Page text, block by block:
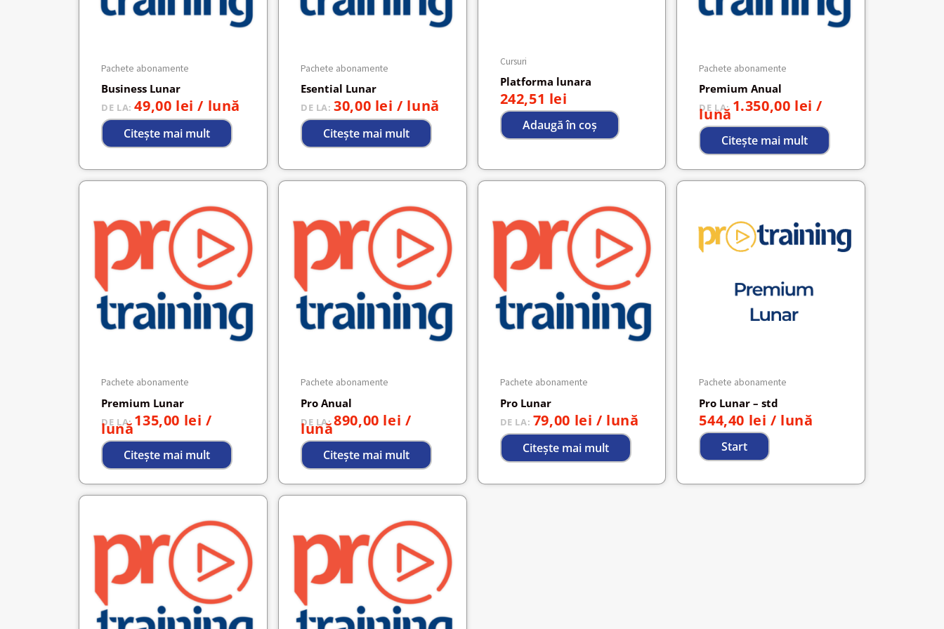
Pachete abonamente
Business Lunar
DE LA:49,00 lei / lună
Citește mai mult
Pachete abonamente
Esential Lunar
DE LA:30,00 lei / lună
Citește mai mult
Cursuri
Platforma lunara
242,51 lei
Adaugă în coș
Pachete abonamente
Premium Anual
DE LA: 1.350,00 lei /
lună
Citește mai mult
Pachete abonamente
Premium Lunar
DE LA: 135,00 lei /
lună
Citește mai mult
Pachete abonamente
Pro Anual
DE LA:890,00 lei /
lună
Citește mai mult
Pachete abonamente
Pro Lunar
DE LA: 79,00 lei / lună
Citește mai mult
Pachete abonamente
Pro Lunar – std
544,40 lei / lună
Start